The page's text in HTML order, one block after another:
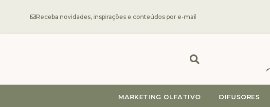
Receba novidades, inspirações e conteúdos por e-mail
MARKETING OLFATIVO DIFUSORES